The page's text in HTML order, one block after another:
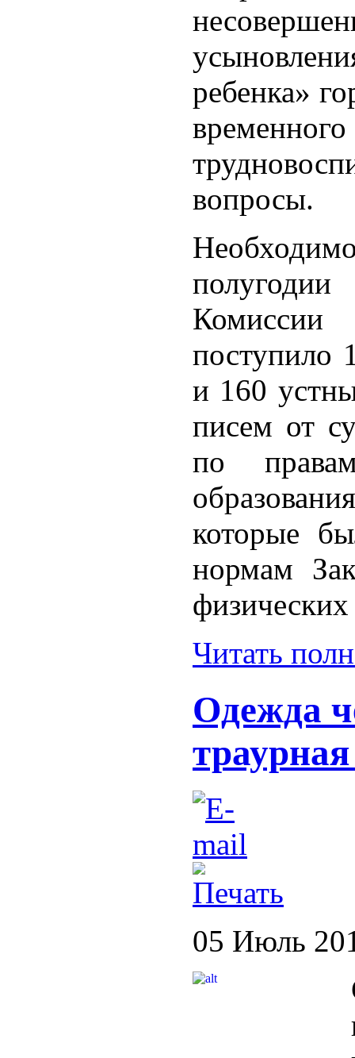
ребенка»
вопросы.
поступило
и 160
писем от
по
которые
нормам
Читать
Одежда
05 Июль